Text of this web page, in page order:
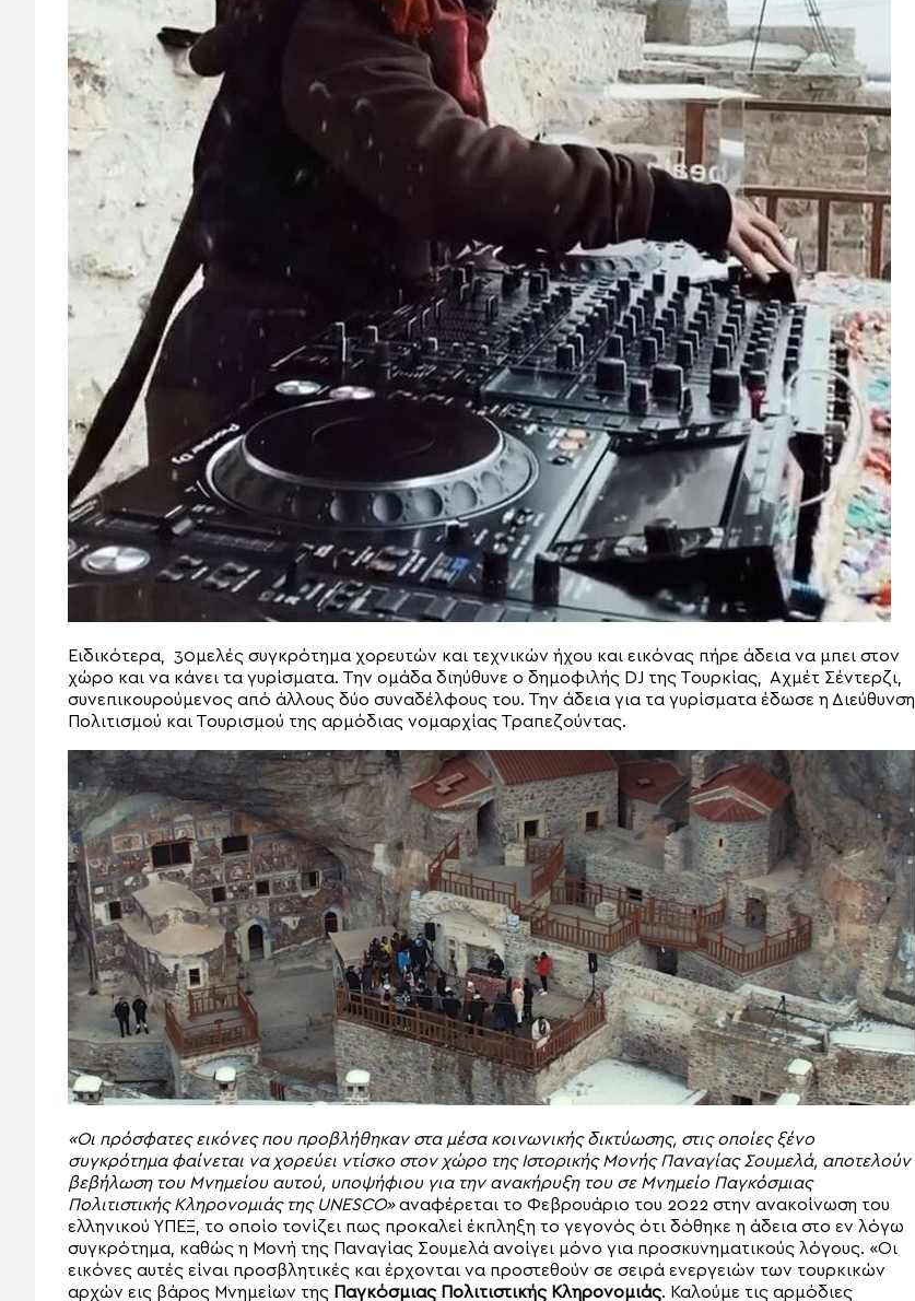
Ειδικότερα, 30μελές συγκρότημα χορευτών και τεχνικών ήχου και εικόνας πήρε άδεια να μπει στον
χώρο και να κάνει τα γυρίσματα. Την ομάδα διηύθυνε ο δημοφιλής DJ της Τουρκίας, Αχμέτ Σέντερζι,
συνεπικουρούμενος από άλλους δύο συναδέλφους του. Την άδεια για τα γυρίσματα έδωσε η Διεύθυνση
Πολιτισμού και Τουρισμού της αρμόδιας νομαρχίας Τραπεζούντας.
«Οι πρόσφατες εικόνες που προβλήθηκαν στα μέσα κοινωνικής δικτύωσης, στις οποίες ξένο
συγκρότημα φαίνεται να χορεύει ντίσκο στον χώρο της Ιστορικής Μονής Παναγίας Σουμελά, αποτελούν
βεβήλωση του Μνημείου αυτού, υποψήφιου για την ανακήρυξη του σε Μνημείο Παγκόσμιας
Πολιτιστικής Κληρονομιάς της UNESCO»αναφέρεται το Φεβρουάριο του 2022 στην ανακοίνωση του
ελληνικού ΥΠΕΞ, το οποίο τονίζει πως προκαλεί έκπληξη το γεγονός ότι δόθηκε η άδεια στο εν λόγω
συγκρότημα, καθώς η Μονή της Παναγίας Σουμελά ανοίγει μόνο για προσκυνηματικούς λόγους. «Οι
εικόνες αυτές είναι προσβλητικές και έρχονται να προστεθούν σε σειρά ενεργειών των τουρκικών
αρχών εις βάρος Μνημείων της Παγκόσμιας Πολιτιστικής Κληρονομιάς. Καλούμε τις αρμόδιες